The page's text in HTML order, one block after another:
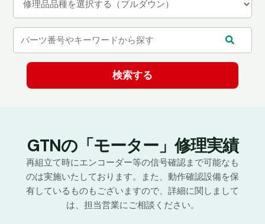
GTNの「モーター」修理実績
再組立て時にエンコーダー等の信号確認まで可能なも
のは実施いたしております。また、動作確認設備を保
有しているものもございますので、詳細に関しまして
は、担当営業にご相談ください。